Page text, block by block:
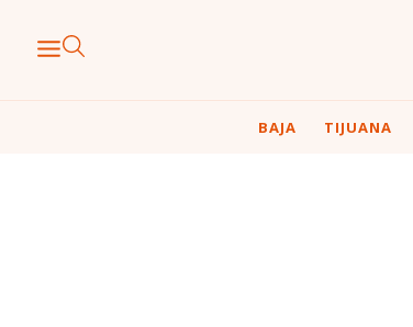
BAJA TIJUANA